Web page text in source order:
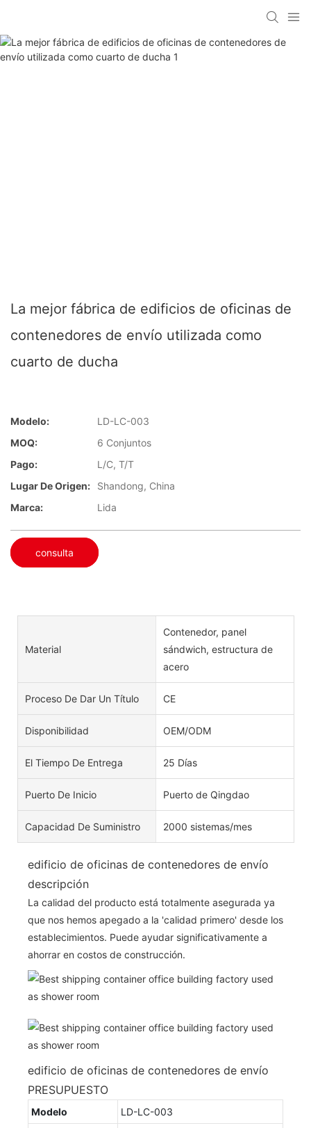
La mejor fábrica de edificios de oficinas de
contenedores de envío utilizada como
cuarto de ducha
Modelo:
LD-LC-003
MOQ:
6 Conjuntos
Pago:
L/C, T/T
Lugar De Origen:
Shandong, China
Marca:
Lida
consulta
Material
Contenedor, panel
sándwich, estructura de
acero
Proceso De Dar Un Título CE
Disponibilidad OEM/ODM
El Tiempo De Entrega 25 Días
Puerto De Inicio Puerto de Qingdao
Capacidad De Suministro 2000 sistemas/mes
edificio de oficinas de contenedores de envío
descripción
La calidad del producto está totalmente asegurada ya
que nos hemos apegado a la 'calidad primero' desde los
establecimientos. Puede ayudar significativamente a
ahorrar en costos de construcción.
edificio de oficinas de contenedores de envío
PRESUPUESTO
Modelo
LD-LC-003